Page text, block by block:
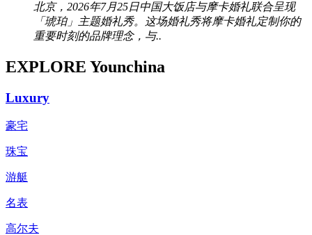
北京，2026年7月25日中国大饭店与摩卡婚礼联合呈现
「琥珀」主题婚礼秀。这场婚礼秀将摩卡婚礼定制你的
重要时刻的品牌理念，与..
EXPLORE Younchina
Luxury
豪宅
珠宝
游艇
名表
高尔夫